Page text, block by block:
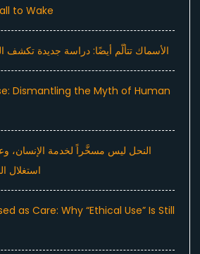
to Wake
الأسماك تتألّم أيضًا: دراسة جديدة تكشف
Dismantling the Myth of Human
النحل ليس مسخَّراً لخدمة الإنسان،
استغلال
as Care: Why “Ethical Use” Is Still